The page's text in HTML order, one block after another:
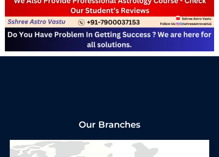
Our Branches